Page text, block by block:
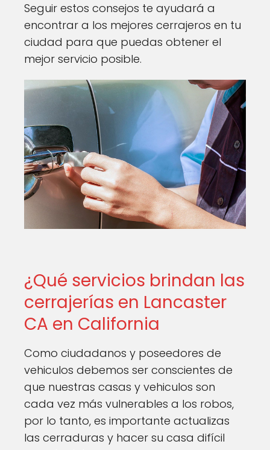
Seguir estos consejos te ayudará a
encontrar a los mejores cerrajeros en tu
ciudad para que puedas obtener el
mejor servicio posible.
¿Qué servicios brindan las
cerrajerías en Lancaster
CA en California
Como ciudadanos y poseedores de
vehiculos debemos ser conscientes de
que nuestras casas y vehiculos son
cada vez más vulnerables a los robos,
por lo tanto, es importante actualizas
las cerraduras y hacer su casa difícil